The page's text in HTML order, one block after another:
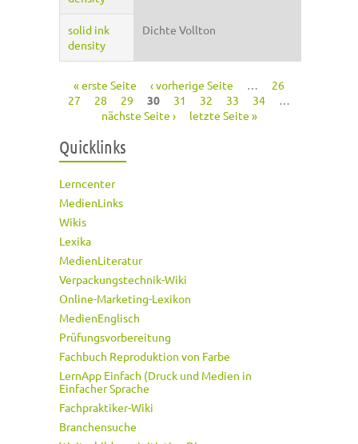
solid ink
density
Dichte Vollton
Seiten
« erste Seite ‹ vorherige Seite …
26
27
28 29 30 31 32 33 34
…
nächste Seite ›
letzte Seite »
Quicklinks
Lerncenter
MedienLinks
Wikis
Lexika
MedienLiteratur
Verpackungstechnik-Wiki
Online-Marketing-Lexikon
MedienEnglisch
Prüfungsvorbereitung
Fachbuch Reproduktion von Farbe
LernApp Einfach (Druck und Medien in
Einfacher Sprache
Fachpraktiker-Wiki
Branchensuche